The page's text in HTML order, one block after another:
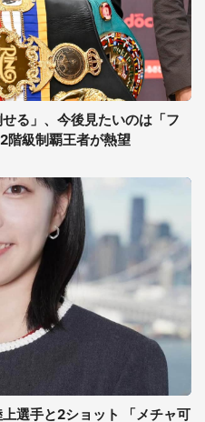
る」、今後見たいのは「フ
階級制覇王者が熱望
選手と2ショット 「メチャ可